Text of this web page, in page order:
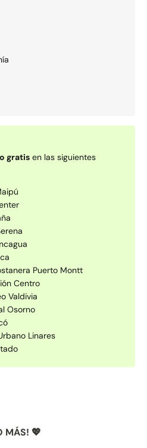
gratis en las siguientes
Puerto Montt
Centro
Valdivia
Osorno
Linares
MÁS! 💖